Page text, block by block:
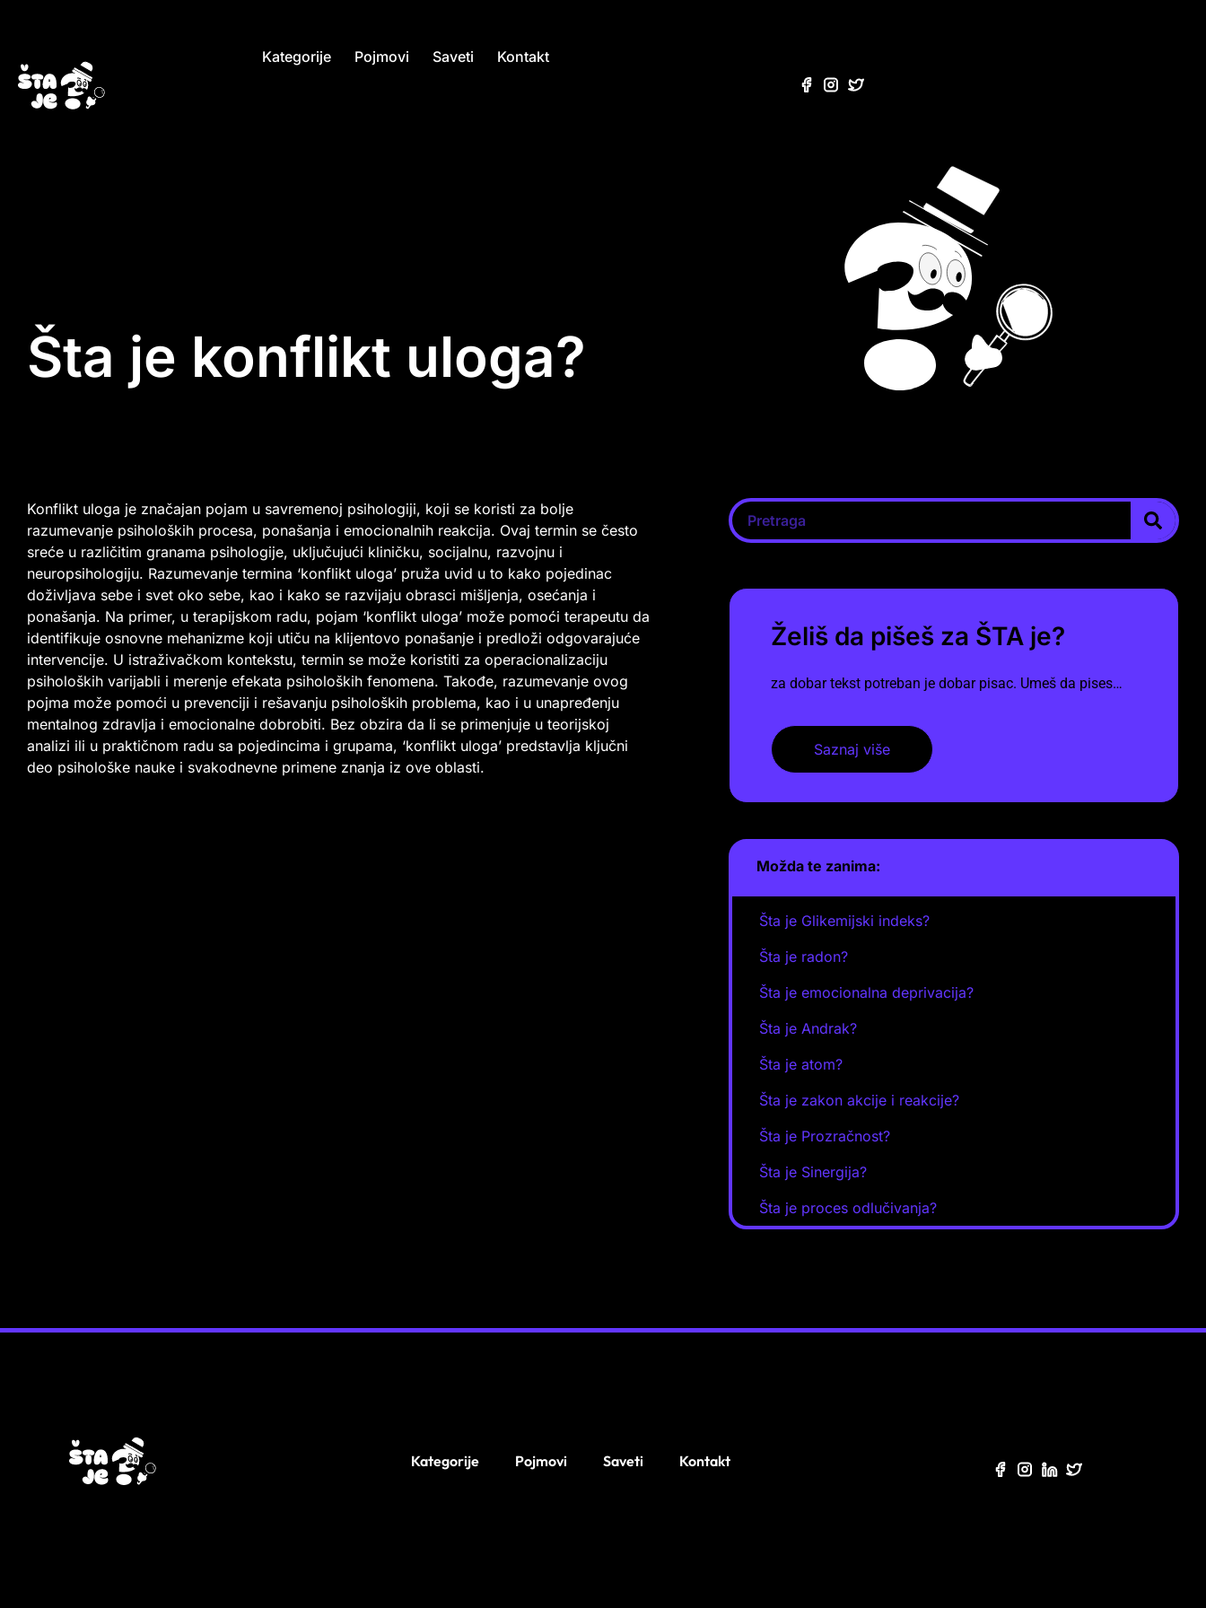
Kategorije Pojmovi Saveti Kontakt
Šta je konflikt uloga?
Konflikt uloga je značajan pojam u savremenoj psihologiji, koji se koristi za bolje
razumevanje psiholoških procesa, ponašanja i emocionalnih reakcija. Ovaj termin se često
sreće u različitim granama psihologije, uključujući kliničku, socijalnu, razvojnu i
neuropsihologiju. Razumevanje termina ‘konflikt uloga’ pruža uvid u to kako pojedinac
doživljava sebe i svet oko sebe, kao i kako se razvijaju obrasci mišljenja, osećanja i
ponašanja. Na primer, u terapijskom radu, pojam ‘konflikt uloga’ može pomoći terapeutu da
identifikuje osnovne mehanizme koji utiču na klijentovo ponašanje i predloži odgovarajuće
intervencije. U istraživačkom kontekstu, termin se može koristiti za operacionalizaciju
psiholoških varijabli i merenje efekata psiholoških fenomena. Takođe, razumevanje ovog
pojma može pomoći u prevenciji i rešavanju psiholoških problema, kao i u unapređenju
mentalnog zdravlja i emocionalne dobrobiti. Bez obzira da li se primenjuje u teorijskoj
analizi ili u praktičnom radu sa pojedincima i grupama, ‘konflikt uloga’ predstavlja ključni
deo psihološke nauke i svakodnevne primene znanja iz ove oblasti.
Želiš da pišeš za ŠTA je?
za dobar tekst potreban je dobar pisac. Umeš da pises…
Saznaj više
Možda te zanima:
Šta je Glikemijski indeks?
Šta je radon?
Šta je emocionalna deprivacija?
Šta je Andrak?
Šta je atom?
Šta je zakon akcije i reakcije?
Šta je Prozračnost?
Šta je Sinergija?
Šta je proces odlučivanja?
Kategorije Pojmovi Saveti Kontakt